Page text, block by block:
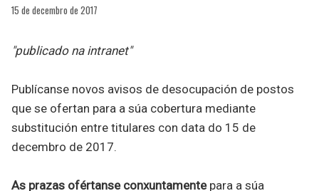
15 de decembro de 2017
"publicado na intranet"
Publícanse novos avisos de desocupación de postos
que se ofertan para a súa cobertura mediante
substitución entre titulares con data do 15 de
decembro de 2017.
As prazas ofértanse conxuntamentepara a súa